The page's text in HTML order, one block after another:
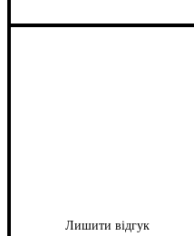
Лишити відгук